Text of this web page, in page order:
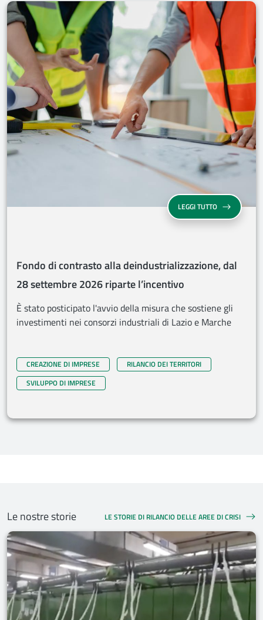
LEGGI TUTTOFONDO DI
Fondo di contrasto alla deindustrializzazione, dal
28 settembre 2026 riparte l’incentivo
È stato posticipato l'avvio della misura che sostiene gli
investimenti nei consorzi industriali di Lazio e Marche
CREAZIONE DI IMPRESE
RILANCIO DEI TERRITORI
SVILUPPO DI IMPRESE
Le nostre storie LE STORIE DI RILANCIO DELLE AREE DI CRISI